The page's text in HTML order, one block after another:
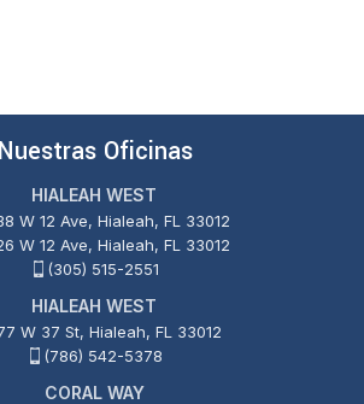
Nuestras Oficinas
HIALEAH WEST
W 12 Ave, Hialeah, FL 33012
W 12 Ave, Hialeah, FL 33012
(305) 515-2551
HIALEAH WEST
W 37 St, Hialeah, FL 33012
(786) 542-5378
CORAL WAY